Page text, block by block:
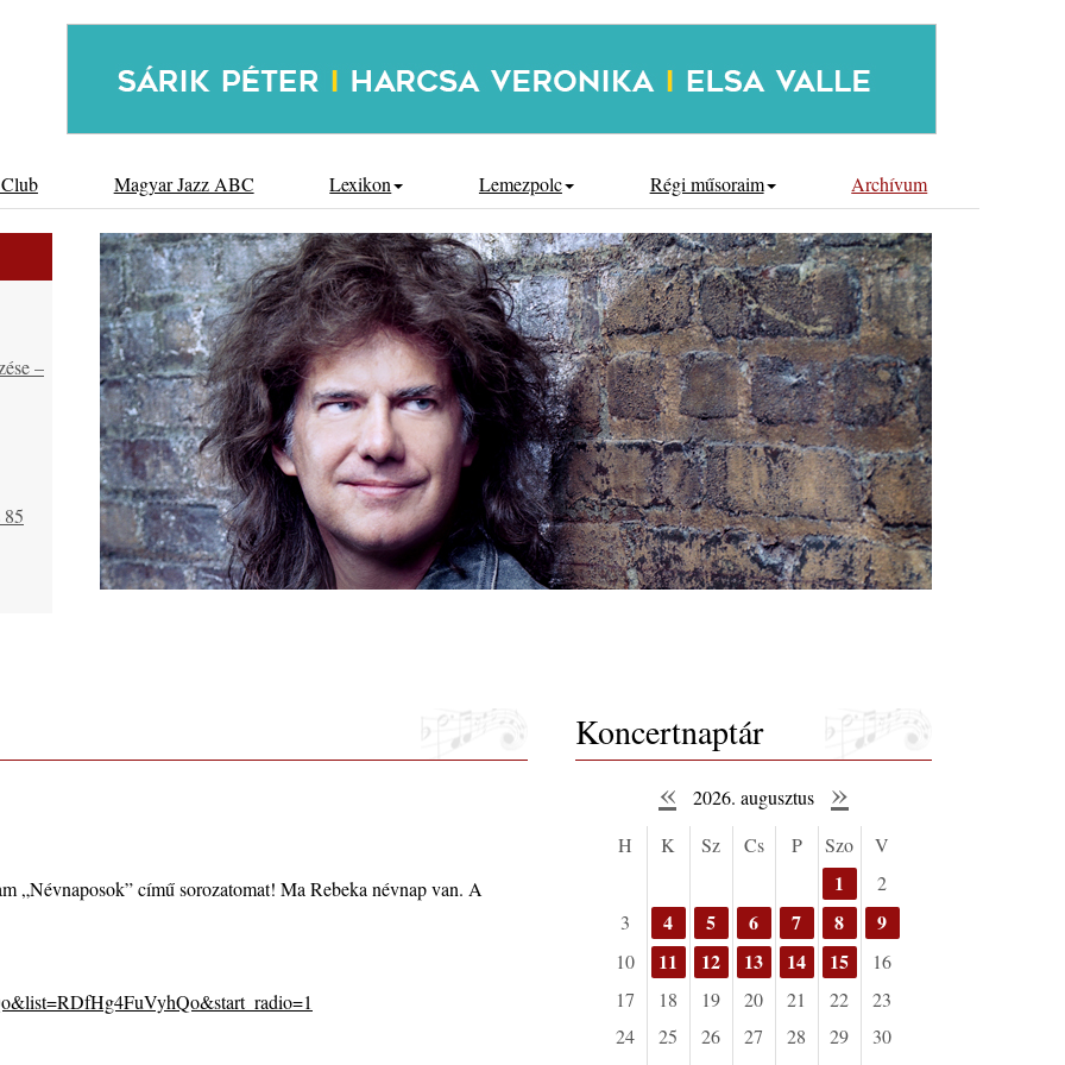
Magyar Jazz ABC Lexikon Lemezpolc Régi műsoraim Archívum
–
–
„Névnaposok” című sorozatomat! Ma Rebeka névnap van. A
Koncertnaptár
« 2026. augusztus »
H K Sz Cs P Szo V
1
2
3
4 5 6 7 8 9
10 11 12 13 14 15
16
17
18 19 20 21 22
23
24
25 26 27 28 29
30